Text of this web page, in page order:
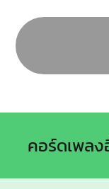
คอร์ดเพล